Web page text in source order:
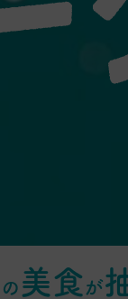
の 美食が